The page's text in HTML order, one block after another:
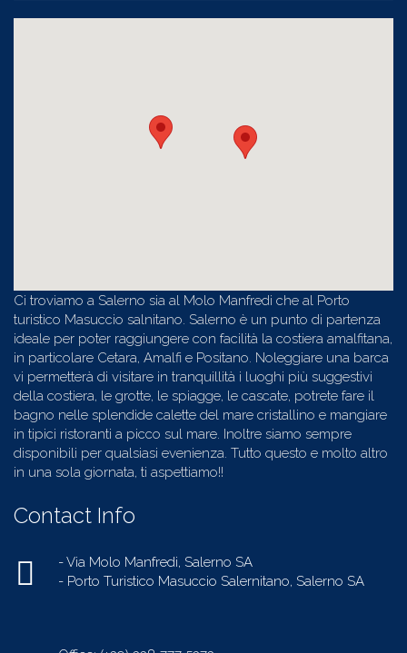
Ci troviamo a Salerno sia al Molo Manfredi che al Porto
turistico Masuccio salnitano. Salerno è un punto di partenza
ideale per poter raggiungere con facilità la costiera amalfitana,
in particolare Cetara, Amalfi e Positano. Noleggiare una barca
vi permetterà di visitare in tranquillità i luoghi più suggestivi
della costiera, le grotte, le spiagge, le cascate, potrete fare il
bagno nelle splendide calette del mare cristallino e mangiare
in tipici ristoranti a picco sul mare. Inoltre siamo sempre
disponibili per qualsiasi evenienza. Tutto questo e molto altro
in una sola giornata, ti aspettiamo!!
Contact Info
- Via Molo Manfredi, Salerno SA
- Porto Turistico Masuccio Salernitano, Salerno SA